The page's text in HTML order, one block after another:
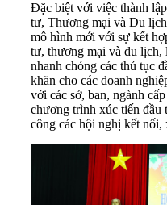
Đặc biệt với việc thành
tư, Thương mại và Du
mô hình mới với sự kết
tư, thương mại và du lịch,
nhanh chóng các thủ tục
khăn cho các doanh
với các sở, ban, ngành
chương trình xúc tiến đầu
công các hội nghị kết nối,